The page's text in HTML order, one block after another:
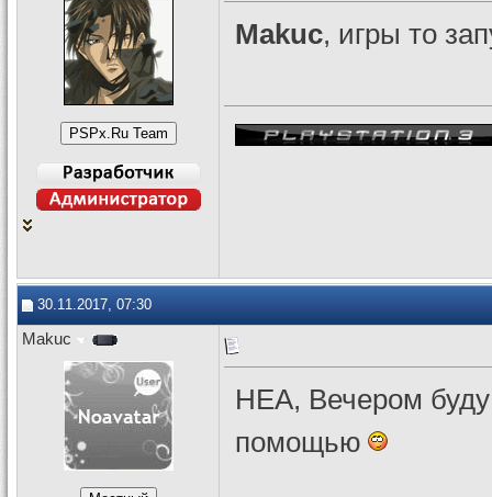
Makuc, игры то
30.11.2017, 07:30
Makuc
НЕА, Вечером буду
помощью